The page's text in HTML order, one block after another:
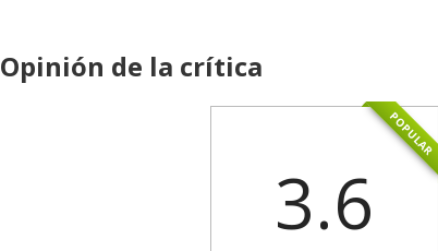
Opinión de la crítica
POPULAR
3.6